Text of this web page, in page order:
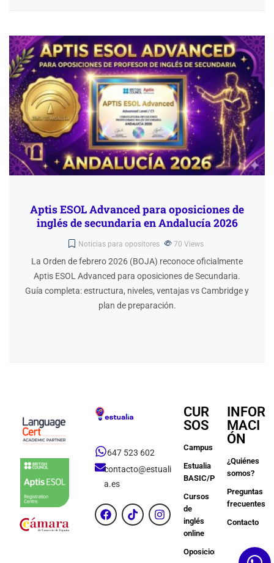
Aptis ESOL Advanced para oposiciones de
inglés de secundaria en Andalucía 2026
Noticias para opositores 70 Views
La Orden de febrero 2026 (BOJA) reconoce oficialmente
Aptis ESOL Advanced para oposiciones de Secundaria.
Guía completa: estructura, niveles, ventajas vs Cambridge y
plan de preparación.
647 523 602
contacto@estuali
a.es
CUR
SOS
Campus
Estualia
BASIC/PREMIUM
Cursos
de
inglés
online
Oposiciones
INFOR
MACI
ÓN
¿Quiénes
somos?
Preguntas
frecuentes
Contacto